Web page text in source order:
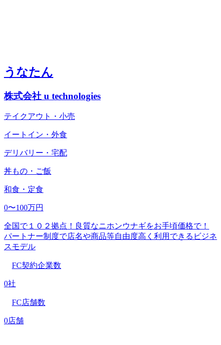
うなたん
株式会社 u technologies
テイクアウト・小売
イートイン・外食
デリバリー・宅配
丼もの・ご飯
和食・定食
0〜100万円
全国で１０２拠点！良質なニホンウナギをお手頃価格で！
パートナー制度で店名や商品等自由度高く利用できるビジネ
スモデル
FC契約企業数
0社
FC店舗数
0店舗